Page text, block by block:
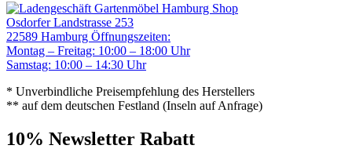
Gartenmöbel Hamburg Shop
Osdorfer Landstrasse 253
22589 Hamburg Öffnungszeiten:
Montag – Freitag: 10:00 – 18:00 Uhr
Samstag: 10:00 – 14:30 Uhr
* Unverbindliche Preisempfehlung des Herstellers
** auf dem deutschen Festland (Inseln auf Anfrage)
10% Newsletter Rabatt